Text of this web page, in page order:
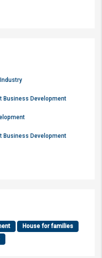
Business Development
Business Development
House for families